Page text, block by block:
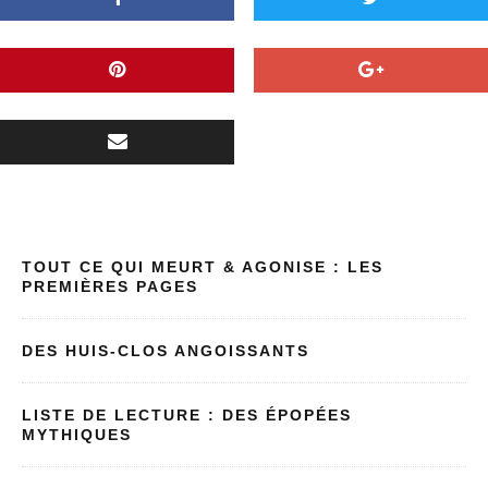
TOUT CE QUI MEURT & AGONISE : LES
PREMIÈRES PAGES
DES HUIS-CLOS ANGOISSANTS
LISTE DE LECTURE : DES ÉPOPÉES
MYTHIQUES